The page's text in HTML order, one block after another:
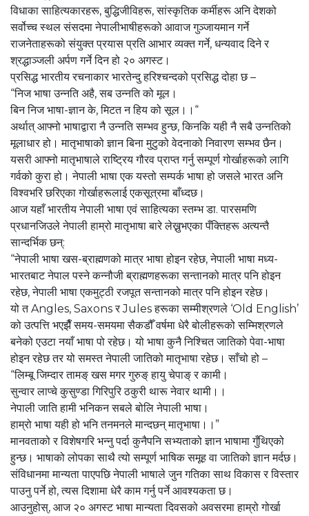
विधाका साहित्यकारहरू, बुद्धिजीविहरू, सांस्कृतिक कर्मीहरू अनि देशको
सर्वोच्च स्थल संसदमा नेपालीभाषीहरूको आवाज गुञ्जायमान गर्ने
राजनेताहरूको संयुक्त प्रयास प्रति आभार व्यक्त गर्ने, धन्यवाद दिने र
श्रद्धाञ्जली अर्पण गर्ने दिन हो २० अगस्ट।
प्रसिद्ध भारतीय रचनाकार भारतेन्दु हरिश्चन्दको प्रसिद्ध दोहा छ –
“निज भाषा उन्नति अहै, सब उन्नति को मूल।
बिन निज भाषा-ज्ञान के, मिटत न हिय को सूल।।“
अर्थात् आफ्नो भाषाद्वारा नै उन्नति सम्भव हुन्छ, किनकि यही नै सबै उन्नतिको
मूलाधार हो। मातृभाषाको ज्ञान बिना मुटुको वेदनाको निवारण सम्भव छैन।
यसरी आफ्नो मातृभाषाले राष्ट्रिय गौरव प्राप्त गर्नु सम्पूर्ण गोर्खाहरूको लागि
गर्वको कुरा हो। नेपाली भाषा एक यस्तो सम्पर्क भाषा हो जसले भारत अनि
विश्वभरि छरिएका गोर्खाहरूलाई एकसूत्रमा बाँध्दछ।
आज यहाँ भारतीय नेपाली भाषा एवं साहित्यका स्तम्भ डा. पारसमणि
प्रधानजिउले नेपाली हाम्रो मातृभाषा बारे लेख्नुभएका पँक्तिहरू अत्यन्तै
सान्दर्भिक छन्:
“नेपाली भाषा खस-ब्राह्मणको मात्र भाषा होइन रहेछ, नेपाली भाषा मध्य-
भारतबाट नेपाल पस्ने कन्नौजी ब्राह्मणहरूका सन्तानको मात्र पनि होइन
रहेछ, नेपाली भाषा एकमुट्ठी रजपूत सन्तानको मात्र पनि होइन रहेछ।
यो त Angles, Saxons र Jules हरूका सम्मीश्रणले ‘Old English’
को उत्पत्ति भएझैँ समय-समयमा सैकडौँ वर्षमा धेरै बोलीहरूको सम्मिश्रणले
बनेको एउटा नयाँ भाषा पो रहेछ। यो भाषा कुनै निश्चित जातिको पेवा-भाषा
होइन रहेछ तर यो समस्त नेपाली जातिको मातृभाषा रहेछ। साँचो हो –
“लिम्बू जिम्दार तामङ् खस मगर गुरुङ् हायु चेपाङ् र कामी।
सुन्वार लाप्चे कुसुण्डा गिरिपुरि ठकुरी थारू नेवार थामी।।
नेपाली जाति हामी भनिकन सबले बोलि नेपाली भाषा।
हाम्रो भाषा यही हो भनि तनमनले मान्दछन् मातृभाषा।।”
मानवताको र विशेषगरि भन्नु पर्दा कुनैपनि सभ्यताको ज्ञान भाषामा गुँथिएको
हुन्छ। भाषाको लोपका साथै त्यो सम्पूर्ण भाषिक समूह वा जातिको ज्ञान मर्दछ।
संविधानमा मान्यता पाएपछि नेपाली भाषाले जुन गतिका साथ विकास र विस्तार
पाउनु पर्ने हो, त्यस दिशामा धेरै काम गर्नु पर्ने आवश्यकता छ।
आउनुहोस्, आज २० अगस्ट भाषा मान्यता दिवसको अवसरमा हाम्रो गोर्खा